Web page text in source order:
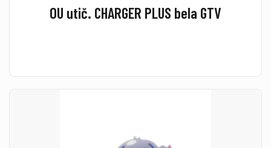
OU utič. CHARGER PLUS bela GTV